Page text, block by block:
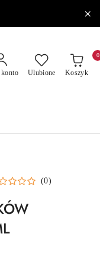
Ulubione Koszyk
0
(0)